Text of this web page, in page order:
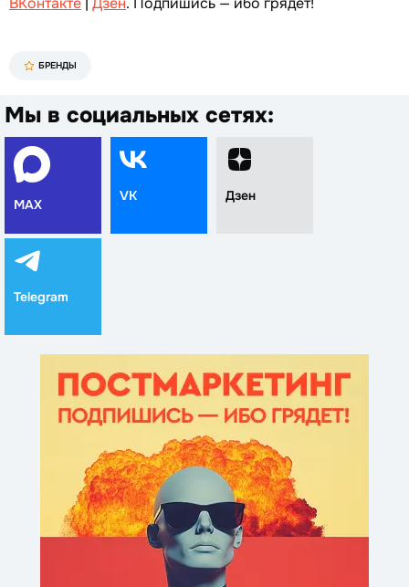
БРЕНДЫ
Мы в социальных сетях:
MAX
VK Дзен
Telegram